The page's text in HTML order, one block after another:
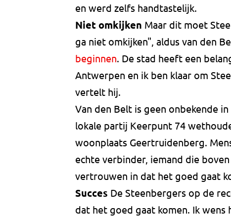
en werd zelfs handtastelijk.
Niet omkijken Maar dit moet
ga niet omkijken", aldus van den
beginnen. De stad heeft een
Antwerpen en ik ben klaar om
vertelt hij.
Van den Belt is geen onbekende
lokale partij Keerpunt 74
woonplaats Geertruidenberg.
echte verbinder, iemand die
vertrouwen in dat het goed gaat
Succes De Steenbergers op de
dat het goed gaat komen. Ik wens